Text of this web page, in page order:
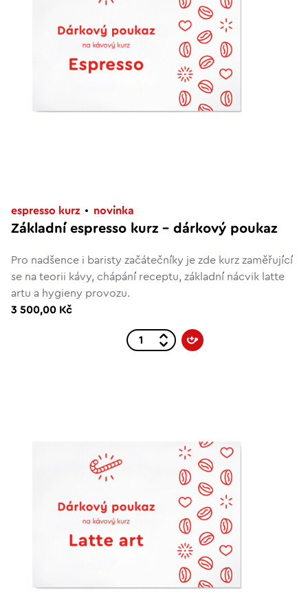
espresso kurz novinka
Základní espresso kurz – dárkový poukaz
Pro nadšence i baristy začátečníky je zde kurz zaměřující
se na teorii kávy, chápání receptu, základní nácvik latte
artu a hygieny provozu.
3 500,00 Kč